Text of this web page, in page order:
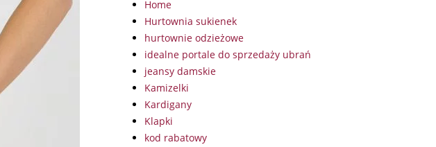
Home
Hurtownia sukienek
hurtownie odzieżowe
idealne portale do sprzedaży ubrań
jeansy damskie
Kamizelki
Kardigany
Klapki
kod rabatowy